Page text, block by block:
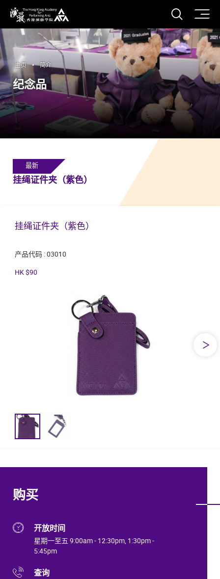
香港演艺学院
打开
主页 简介
纪念品
最新
挂绳证件夹（紫色）
挂绳证件夹（紫色）
产品代码 : 03010
HK $90
购买
开放时间
星期一至五 9:00am - 12:30pm, 1:30pm -
5:45pm
查询